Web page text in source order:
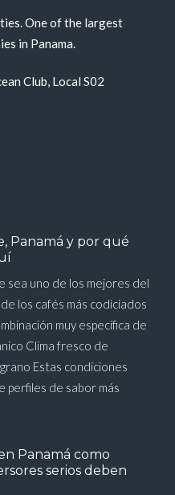
One of the largest
in Panama.
Club, Local S02
Panamá y por qué
sea uno de los mejores del
los cafés más codiciados
muy específica de
Clima fresco de
Estas condiciones
perfiles de sabor más
Panamá como
serios deben